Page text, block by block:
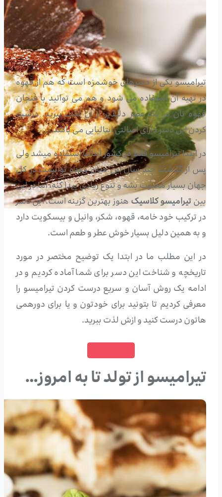
تیرامیسو یکی از دسرهای خوشمزه است که هم از قهوه
در تهیه آن استفاده می شود و هم می توانید با فنجان
قهوه تان در یک عصر دلپذیر از آن لذت ببرید. درست
کردن این دسر دارای اصالتی ایتالیایی می باشد.
در ابتدا تیرامیسو فقط در کشور ایتالیا استفاده میشد ولی
پس از گذشت چند سال این میان وعده توانست در کل
جهان بسیار محبوب بشه و تنوع زیادی پیدا کنه، اما در این
بینتیرامیسو کلاسیک هنوز بهترین گزینه است. این دسر
در ترکیب خود خامه، قهوه، شکر، وانیل و بیسکویت دارد
و به همین دلیل بسیار خوش عطر و طعم است.
در این مطلب ما در ابتدا یک توضیح مختصر در مورد
تاریخچه و شناخت این دسر برای شما آماده کردیم و در
ادامه یک روش آسان و سریع درست کردن تیرامیسو را
معرفی کردیم تا بتونید برای خودتون و یا برای دورهمی
هاتون درست کنید و ازش لذت ببرید.
تیرامیسو از تولد تا به امروز…